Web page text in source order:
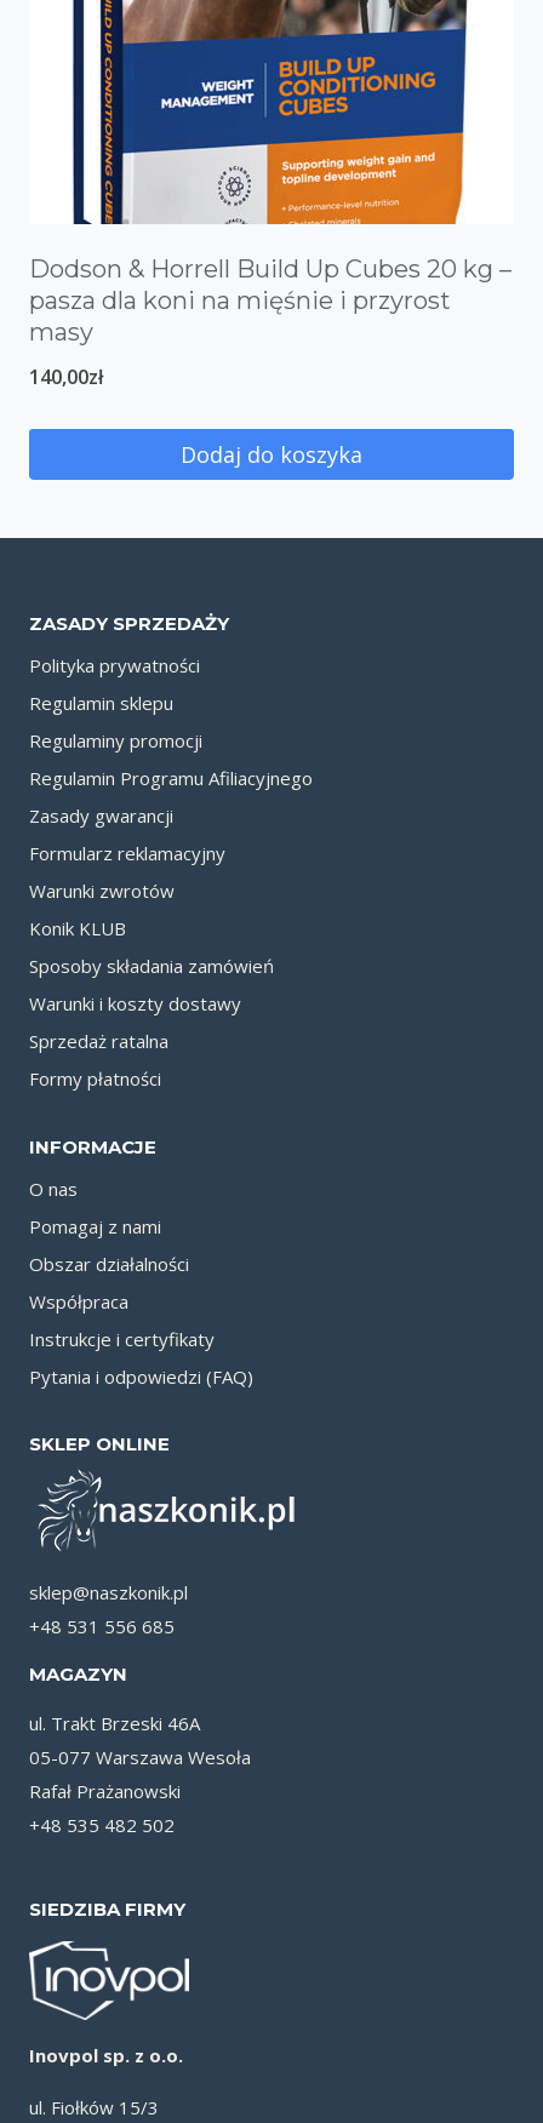
Dodson & Horrell Build Up Cubes 20 kg –
pasza dla koni na mięśnie i przyrost
masy
140,00zł
Dodaj do koszyka
ZASADY SPRZEDAŻY
Polityka prywatności
Regulamin sklepu
Regulaminy promocji
Regulamin Programu Afiliacyjnego
Zasady gwarancji
Formularz reklamacyjny
Warunki zwrotów
Konik KLUB
Sposoby składania zamówień
Warunki i koszty dostawy
Sprzedaż ratalna
Formy płatności
INFORMACJE
O nas
Pomagaj z nami
Obszar działalności
Współpraca
Instrukcje i certyfikaty
Pytania i odpowiedzi (FAQ)
SKLEP ONLINE
sklep@naszkonik.pl
+48 531 556 685
MAGAZYN
ul. Trakt Brzeski 46A
05-077 Warszawa Wesoła
Rafał Prażanowski
+48 535 482 502
SIEDZIBA FIRMY
Inovpol sp. z o.o.
ul. Fiołków 15/3